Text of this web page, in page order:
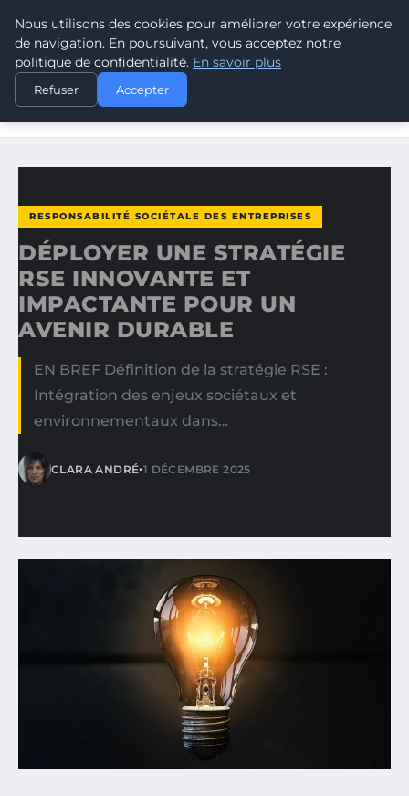
CLIMATE RESPONSE BLOG
ACCUEIL
RESPONSABILITÉ SOCIÉTALE DES ENTREPRISES
DÉPLOYER UNE STRATÉGIE RSE INNOVANTE ET
RESPONSABILITÉ SOCIÉTALE DES ENTREPRISES
DÉPLOYER UNE STRATÉGIE
RSE INNOVANTE ET
IMPACTANTE POUR UN
AVENIR DURABLE
EN BREF Définition de la stratégie RSE :
Intégration des enjeux sociétaux et
environnementaux dans…
CLARA ANDRÉ•1 DÉCEMBRE 2025
Nous utilisons des cookies pour améliorer votre expérience
de navigation. En poursuivant, vous acceptez notre
politique de confidentialité. En savoir plus
Refuser Accepter